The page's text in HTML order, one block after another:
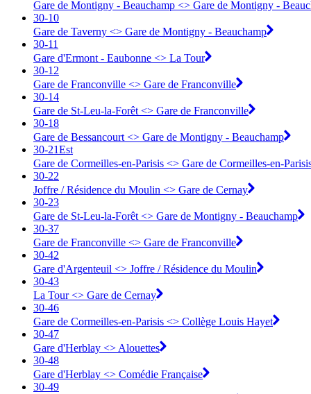
Gare de Montigny - Beauchamp <> ︎Gare de Montigny -
30-10
Gare de Taverny <> ︎Gare de Montigny - Beauchamp
30-11
Gare d'Ermont - Eaubonne <> ︎La Tour
30-12
Gare de Franconville <> ︎Gare de Franconville
30-14
Gare de St-Leu-la-Forêt <> ︎Gare de Franconville
30-18
Gare de Bessancourt <> ︎Gare de Montigny - Beauchamp
30-21Est
Gare de Cormeilles-en-Parisis <> ︎Gare de Cormeilles-en-
30-22
Joffre / Résidence du Moulin <> ︎Gare de Cernay
30-23
Gare de St-Leu-la-Forêt <> ︎Gare de Montigny - Beauchamp
30-37
Gare de Franconville <> ︎Gare de Franconville
30-42
Gare d'Argenteuil <> ︎Joffre / Résidence du Moulin
30-43
La Tour <> ︎Gare de Cernay
30-46
Gare de Cormeilles-en-Parisis <> ︎Collège Louis Hayet
30-47
Gare d'Herblay <> ︎Alouettes
30-48
Gare d'Herblay <> ︎Comédie Française
30-49